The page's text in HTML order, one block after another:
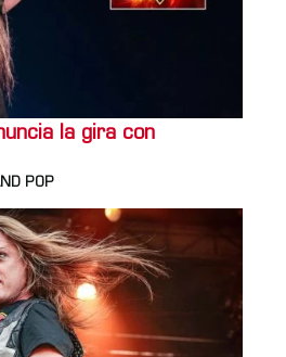
la gira con
POP